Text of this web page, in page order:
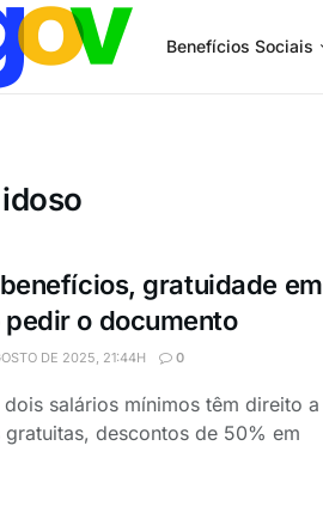
Benefícios Sociais
gratuidade em
o documento
DE 2025, 21:44H 0
salários mínimos têm direito a
gratuitas, descontos de 50% em